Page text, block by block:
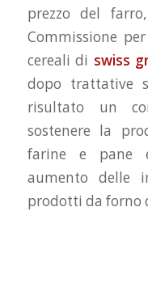
prezzo del
Commissione
cereali di swiss
dopo trattative
risultato un
sostenere la
farine e pane
aumento delle
prodotti da forno